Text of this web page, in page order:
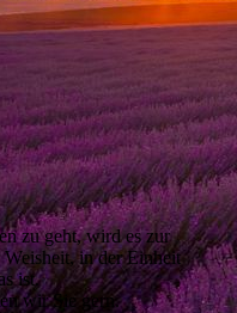
zu geht, wird es zur
Weisheit, in der Einheit
ist.
wir Sie gern.